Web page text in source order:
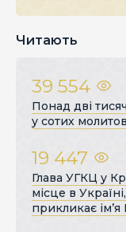
Читають
39 554
Понад дві
у сотих
19 447
Глава УГКЦ у
місце в
прикликає